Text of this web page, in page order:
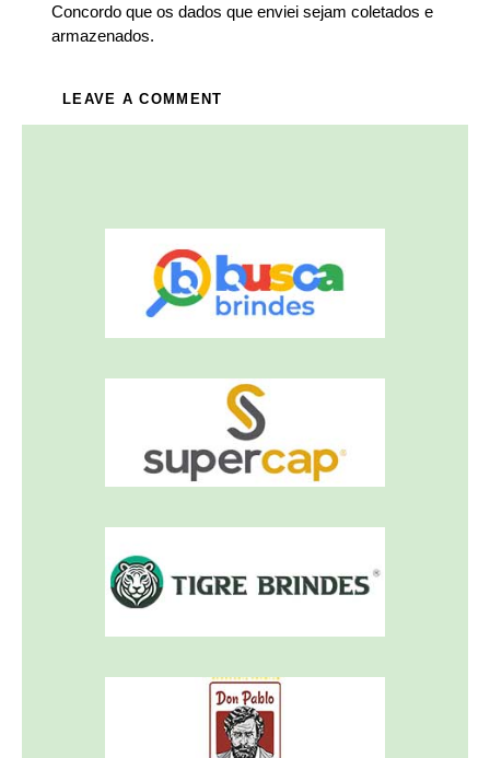
Concordo que os dados que enviei sejam coletados e
armazenados.